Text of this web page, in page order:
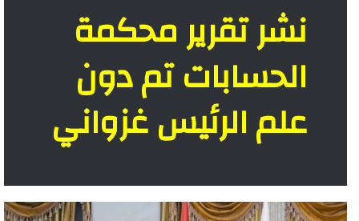
نشر تقرير محكمة
الحسابات تم دون
علم الرئيس غزواني